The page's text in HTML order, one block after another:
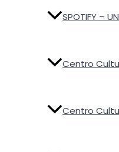
SPOTIFY –
Centro
Centro